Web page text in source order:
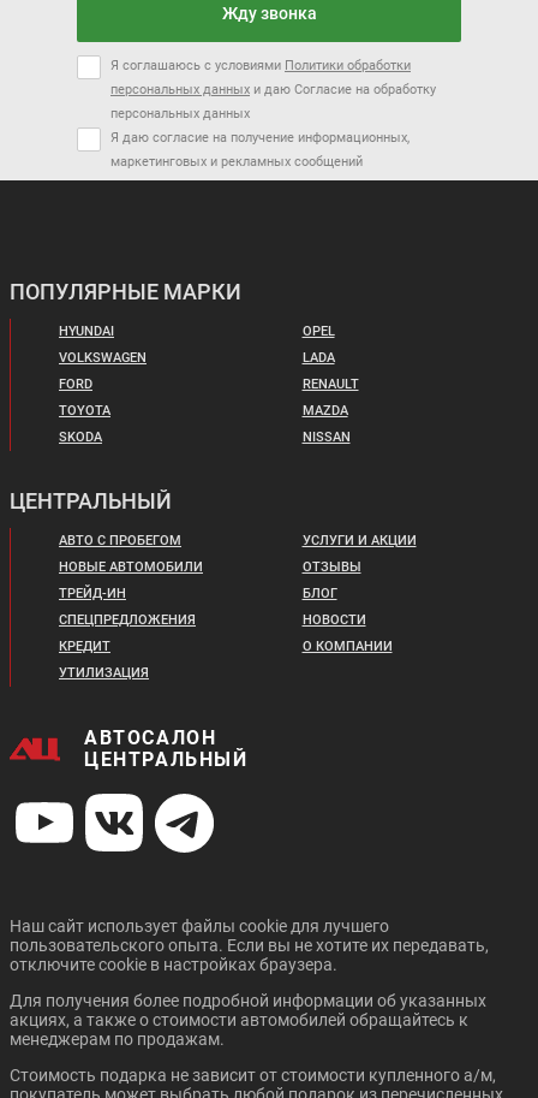
Жду звонка
Я соглашаюсь с условиями Политики обработки
персональных данных и даю Согласие на обработку
персональных данных
Я даю согласие на получение информационных,
маркетинговых и рекламных сообщений
ПОПУЛЯРНЫЕ МАРКИ
HYUNDAI
VOLKSWAGEN
FORD
TOYOTA
SKODA
OPEL
LADA
RENAULT
MAZDA
NISSAN
ЦЕНТРАЛЬНЫЙ
АВТО С ПРОБЕГОМ
НОВЫЕ АВТОМОБИЛИ
ТРЕЙД-ИН
СПЕЦПРЕДЛОЖЕНИЯ
КРЕДИТ
УТИЛИЗАЦИЯ
УСЛУГИ И АКЦИИ
ОТЗЫВЫ
БЛОГ
НОВОСТИ
О КОМПАНИИ
АВТОСАЛОН
ЦЕНТРАЛЬНЫЙ
Наш сайт использует файлы cookie для лучшего
пользовательского опыта. Если вы не хотите их передавать,
отключите cookie в настройках браузера.
Для получения более подробной информации об указанных
акциях, а также о стоимости автомобилей обращайтесь к
менеджерам по продажам.
Стоимость подарка не зависит от стоимости купленного а/м,